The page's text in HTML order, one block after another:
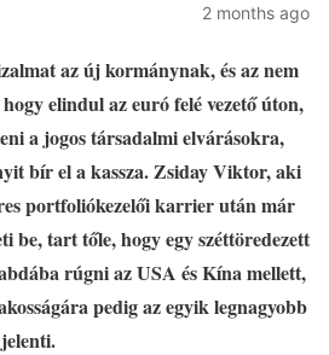
2 months ago
az új kormánynak, és az nem
elindul az euró felé vezető úton,
a jogos társadalmi elvárásokra,
bír el a kassza. Zsiday Viktor, aki
portfoliókezelői karrier után már
be, tart tőle, hogy egy széttöredezett
rúgni az USA és Kína mellett,
pedig az egyik legnagyobb